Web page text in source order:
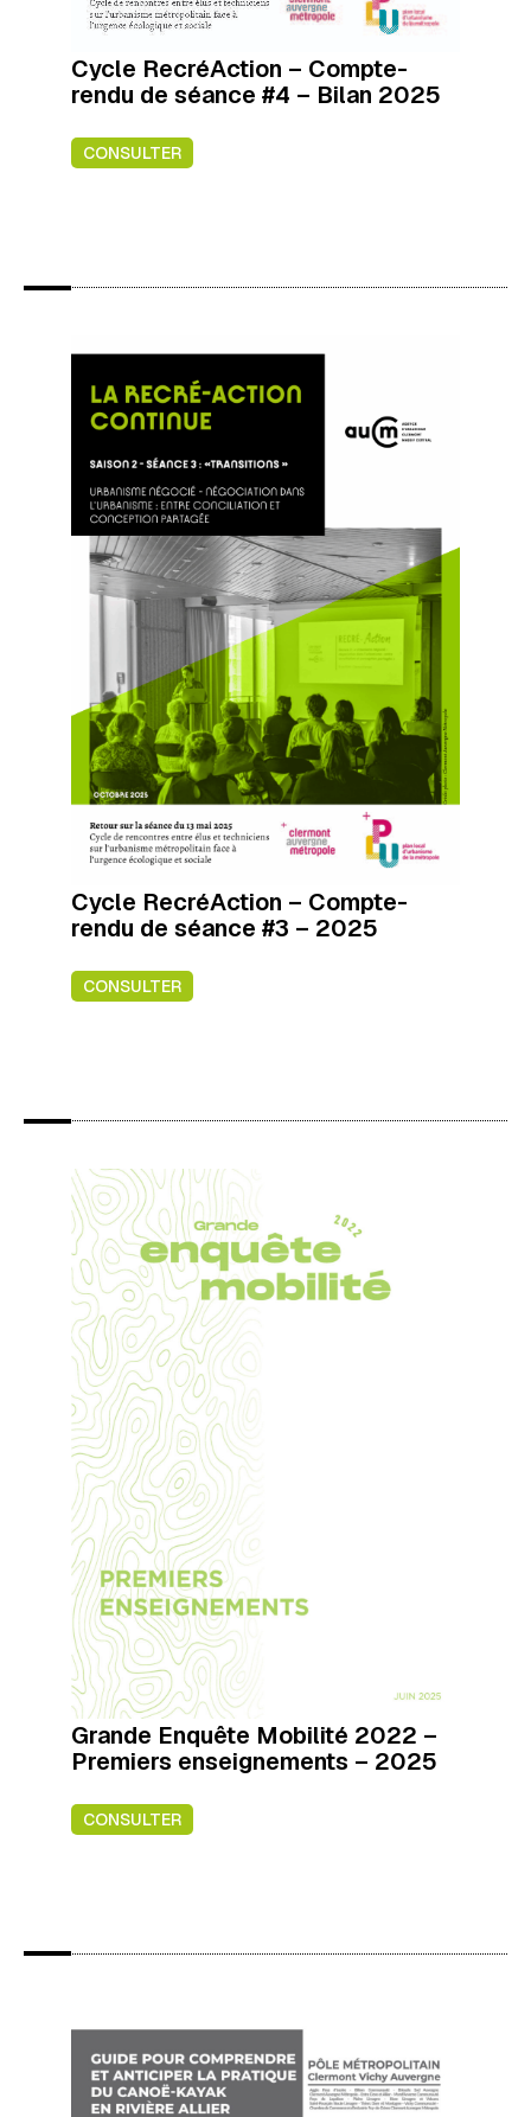
Cycle RecréAction – Compte-
rendu de séance #4 – Bilan 2025
CONSULTER
Cycle RecréAction – Compte-
rendu de séance #3 – 2025
CONSULTER
Grande Enquête Mobilité 2022 –
Premiers enseignements – 2025
CONSULTER